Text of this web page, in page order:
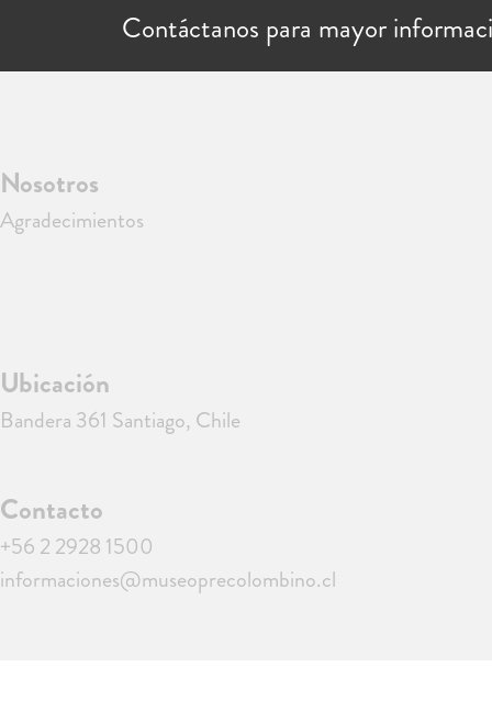
Contáctanos para mayor
Nosotros
Agradecimientos
Ubicación
Bandera 361 Santiago, Chile
Contacto
+56 2 2928 1500
informaciones@museoprecolombino.cl